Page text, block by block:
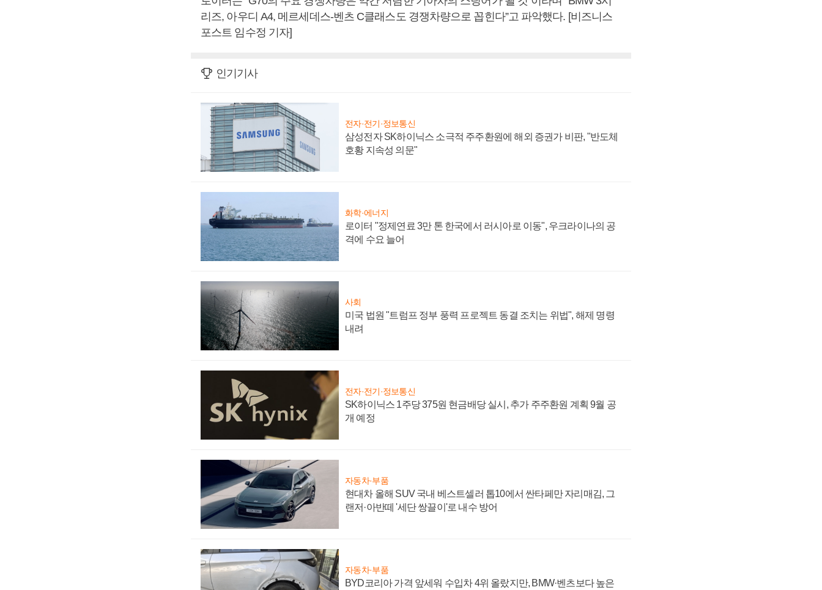
리즈, 아우디 A4, 메르세데스-벤츠 C클래스도 경쟁차량으로 꼽힌다”고 파악했다. [비즈니스
포스트 임수정 기자]
인기기사
전자·전기·정보통신
삼성전자 SK하이닉스 소극적 주주환원에 해외 증권가 비판, "반도체
호황 지속성 의문"
화학·에너지
로이터 "정제연료 3만 톤 한국에서 러시아로 이동", 우크라이나의 공
격에 수요 늘어
사회
미국 법원 "트럼프 정부 풍력 프로젝트 동결 조치는 위법", 해제 명령
내려
전자·전기·정보통신
SK하이닉스 1주당 375원 현금배당 실시, 추가 주주환원 계획 9월 공
개 예정
자동차·부품
현대차 올해 SUV 국내 베스트셀러 톱10에서 싼타페만 자리매김, 그
랜저·아반떼 '세단 쌍끌이'로 내수 방어
자동차·부품
BYD코리아 가격 앞세워 수입차 4위 올랐지만, BMW·벤츠보다 높은